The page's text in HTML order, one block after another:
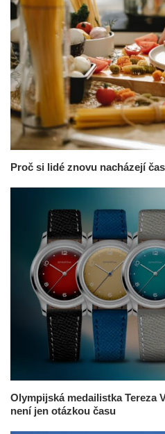
Proč si lidé znovu nacházejí
Olympijská medailistka Tereza
není jen otázkou času